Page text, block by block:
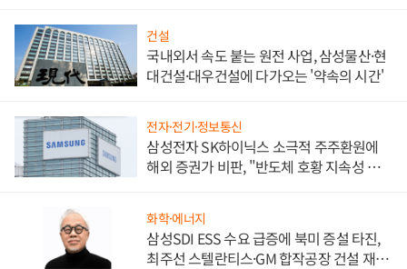
건설
국내외서 속도 붙는 원전 사업, 삼성물산·현
대건설·대우건설에 다가오는 '약속의 시간'
전자·전기·정보통신
삼성전자 SK하이닉스 소극적 주주환원에
해외 증권가 비판, "반도체 호황 지속성 의
화학·에너지
삼성SDI ESS 수요 급증에 북미 증설 타진,
최주선 스텔란티스·GM 합작공장 건설 재추